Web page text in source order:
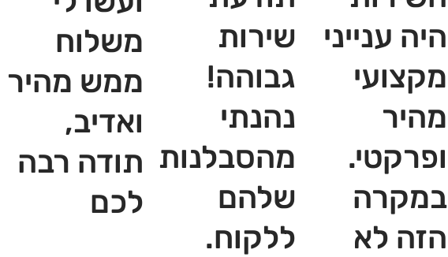
משלוח
ממש מהיר
ואדיב,
תודה רבה
לכם
שירות
גבוהה!
נהנתי
מהסבלנות
שלהם
ללקוח.
היה ענייני
מקצועי
מהיר
ופרקטי.
במקרה
הזה לא